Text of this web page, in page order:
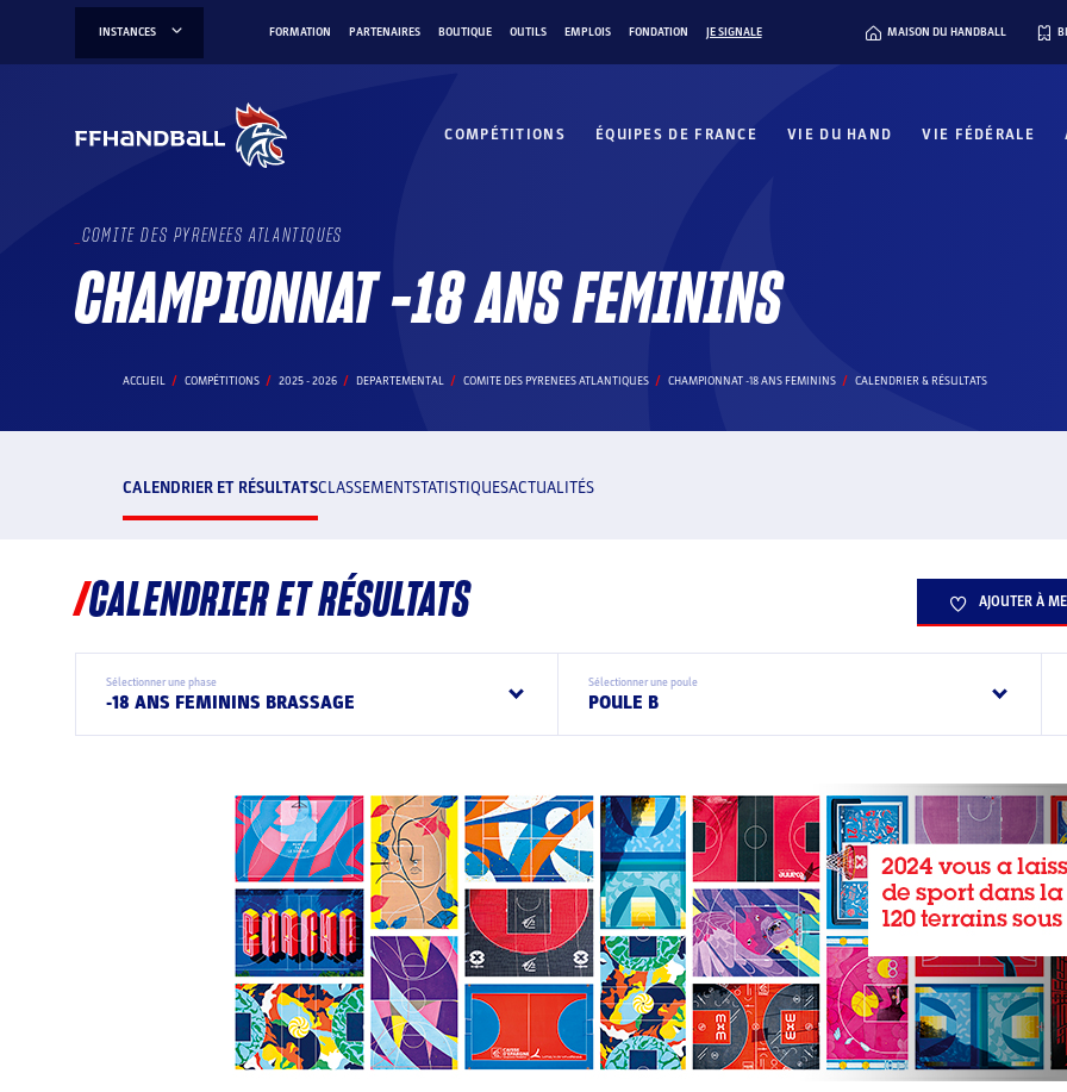
INSTANCES FORMATION PARTENAIRES BOUTIQUE OUTILS EMPLOIS FONDATION JE SIGNALE MAISON DU HANDBALL
COMPÉTITIONS ÉQUIPES DE FRANCE VIE DU HAND VIE FÉDÉRALE
COMITE DES PYRENEES ATLANTIQUES
CHAMPIONNAT -18 ANS FEMININS
ACCUEIL COMPÉTITIONS 2025 - 2026 DEPARTEMENTAL COMITE DES PYRENEES ATLANTIQUES CHAMPIONNAT -18 ANS FEMININS CALENDRIER & RÉSULTATS
CALENDRIER ET RÉSULTATSCLASSEMENTSTATISTIQUESACTUALITÉS
CALENDRIER ET RÉSULTATS AJOUTER À
Sélectionner une phase
-18 ANS FEMININS BRASSAGE
Sélectionner une poule
POULE B